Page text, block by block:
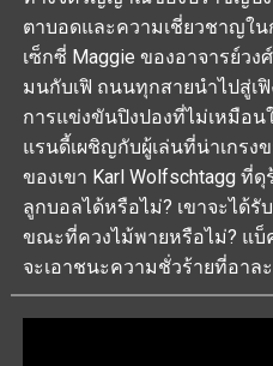
ตาบอดและความเชี่ยวชาญใ
เซ็กซี่ Maggie ของอาจารย์ว
มนกับเฟิ ถนนทุกสายนำไปสู่เ
การแข่งขันปิงปองที่ไม่เหมือ
แรนดี้เผชิญกับผู้เล่นที่น่าเกร
ของเขา Karl Wolfschtagg ที่
ลูกบอลได้หรือไม่? เขาจะได้
ขณะที่ควงไม้พายหรือไม่? แบ็
จะเอาชนะความชั่วร้ายที่อาล